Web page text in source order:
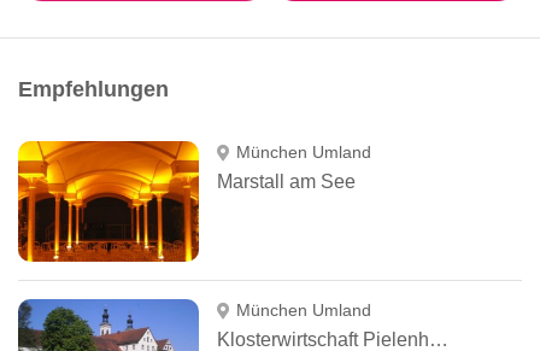
Empfehlungen
München Umland
Marstall am See
München Umland
Klosterwirtschaft Pielenhofen